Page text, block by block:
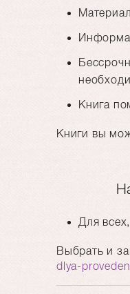
Книга
Книги вы
Для
Выбрать и
dlya-